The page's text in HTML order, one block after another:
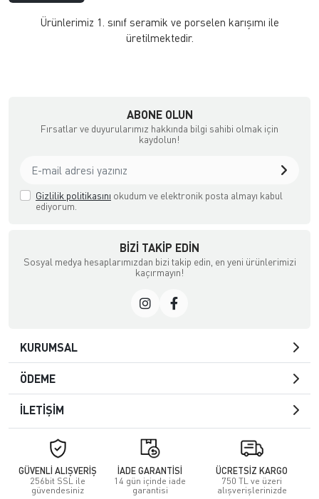
Ürünlerimiz 1. sınıf seramik ve porselen karışımı ile
üretilmektedir.
ABONE OLUN
Fırsatlar ve duyurularımız hakkında bilgi sahibi olmak için
kaydolun!
Gizlilik politikasını okudum ve elektronik posta almayı kabul
ediyorum.
BIZI TAKIP EDIN
Sosyal medya hesaplarımızdan bizi takip edin, en yeni ürünlerimizi
kaçırmayın!
KURUMSAL
ÖDEME
İLETİŞİM
GÜVENLİ ALIŞVERİŞ
256bit SSL ile
güvendesiniz
İADE GARANTİSİ
14 gün içinde iade
garantisi
ÜCRETSİZ KARGO
750 TL ve üzeri
alışverişlerinizde